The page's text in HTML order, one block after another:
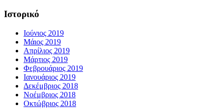
Ιστορικό
Ιούνιος 2019
Μάιος 2019
Απρίλιος 2019
Μάρτιος 2019
Φεβρουάριος 2019
Ιανουάριος 2019
Δεκέμβριος 2018
Νοέμβριος 2018
Οκτώβριος 2018